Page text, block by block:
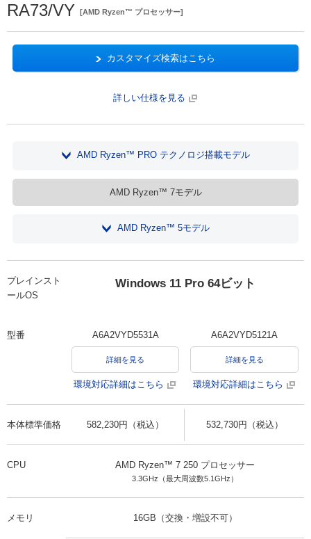
RA73/VY [AMD Ryzen™ プロセッサー]
カスタマイズ検索はこちら
詳しい仕様を見る
AMD Ryzen™ PRO テクノロジ搭載モデル
AMD Ryzen™ 7モデル
AMD Ryzen™ 5モデル
プレインスト
ールOS
Windows 11 Pro 64ビット
型番 A6A2VYD5531A
詳細を見る
環境対応詳細はこちら
A6A2VYD5121A
詳細を見る
環境対応詳細はこちら
本体標準価格 582,230円（税込） 532,730円（税込）
CPU AMD Ryzen™ 7 250 プロセッサー
3.3GHz（最大周波数5.1GHz）
メモリ 16GB（交換・増設不可）